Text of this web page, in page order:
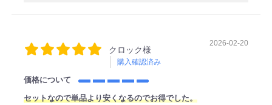
クロック様
購入確認済み
2026-02-20
価格について
セットなので単品より安くなるのでお得でした。